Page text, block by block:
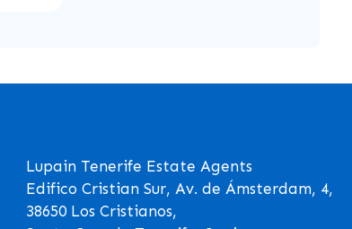
Lupain Tenerife Estate Agents
Edifico Cristian Sur, Av. de Ámsterdam, 4,
38650 Los Cristianos,